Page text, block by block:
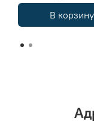
В корзину